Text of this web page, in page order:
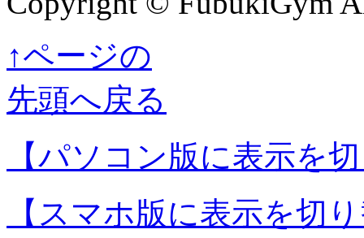
↑ページの
先頭へ戻る
【パソコン版に表示を
【スマホ版に表示を切